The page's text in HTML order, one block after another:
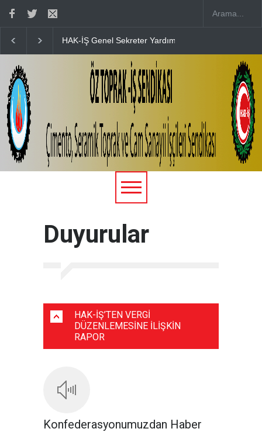
15 TEMMUZ’UN 10. YILINDA ŞEHİTLERİMİZİ
Duyurular
HAK-İŞ’TEN VERGİ
DÜZENLEMESİNE İLİŞKİN
RAPOR
Konfederasyonumuzdan Haber